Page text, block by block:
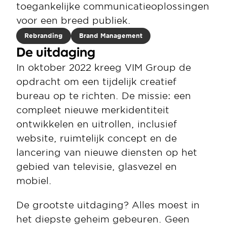
toegankelijke communicatieoplossingen
voor een breed publiek.
Rebranding Brand Management
De uitdaging
In oktober 2022 kreeg VIM Group de
opdracht om een tijdelijk creatief
bureau op te richten. De missie: een
compleet nieuwe merkidentiteit
ontwikkelen en uitrollen, inclusief
website, ruimtelijk concept en de
lancering van nieuwe diensten op het
gebied van televisie, glasvezel en
mobiel.
De grootste uitdaging? Alles moest in
het diepste geheim gebeuren. Geen